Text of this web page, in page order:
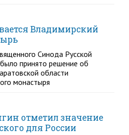
Владимирский
Синода Русской
принято решение об
области
монастыря
отметил значение
для России